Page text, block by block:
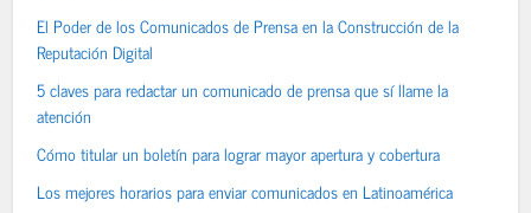
El Poder de los Comunicados de Prensa en la Construcción de la
Reputación Digital
5 claves para redactar un comunicado de prensa que sí llame la
atención
Cómo titular un boletín para lograr mayor apertura y cobertura
Los mejores horarios para enviar comunicados en Latinoamérica